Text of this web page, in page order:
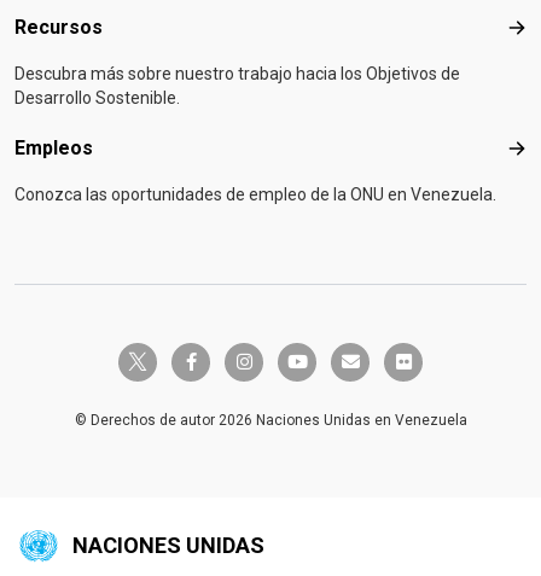
Recursos
Descubra más sobre nuestro trabajo hacia los Objetivos de
Desarrollo Sostenible.
Empleos
Conozca las oportunidades de empleo de la ONU en Venezuela.
twitter-x facebook-finstagramyoutube envelopeflickr
© Derechos de autor 2026 Naciones Unidas en Venezuela
NACIONES UNIDAS